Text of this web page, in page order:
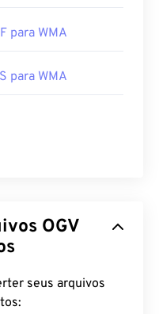
para WMA
para WMA
seus arquivos